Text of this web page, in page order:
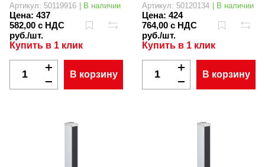
Артикул: 50119916 | В наличии
Цена: 437
582,00 с НДС
руб./шт.
Купить в 1 клик
В корзину
Артикул: 50120134 | В наличии
Цена: 424
764,00 с НДС
руб./шт.
Купить в 1 клик
В корзину